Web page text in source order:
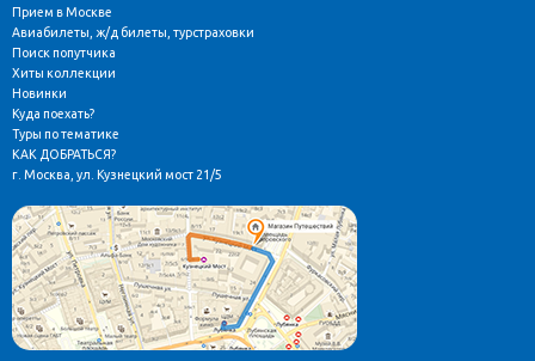
Прием в Москве
Авиабилеты, ж/д билеты, турстраховки
Поиск попутчика
Хиты коллекции
Новинки
Куда поехать?
Туры по тематике
КАК ДОБРАТЬСЯ?
г. Москва, ул. Кузнецкий мост 21/5